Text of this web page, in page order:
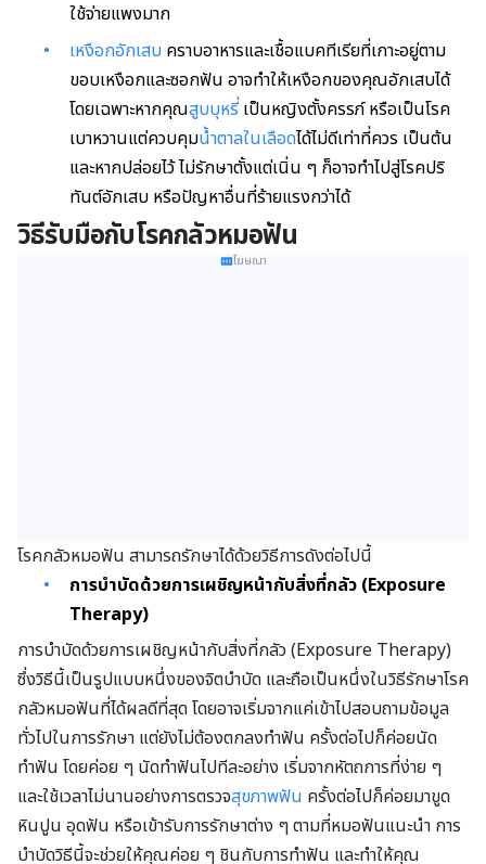
ใช้จ่ายแพงมาก
เหงือกอักเสบ คราบอาหารและเชื้อแบคทีเรียที่เกาะอยู่ตาม
ขอบเหงือกและซอกฟัน อาจทำให้เหงือกของคุณอักเสบได้
โดยเฉพาะหากคุณสูบบุหรี่เป็นหญิงตั้งครรภ์ หรือเป็นโรค
เบาหวานแต่ควบคุมน้ำตาลในเลือดได้ไม่ดีเท่าที่ควร เป็นต้น
และหากปล่อยไว้ ไม่รักษาตั้งแต่เนิ่น ๆ ก็อาจทำไปสู่โรคปริ
ทันต์อักเสบ หรือปัญหาอื่นที่ร้ายแรงกว่าได้
วิธีรับมือกับโรคกลัวหมอฟัน
โฆษณา
โรคกลัวหมอฟัน สามารถรักษาได้ด้วยวิธีการดังต่อไปนี้
การบำบัดด้วยการเผชิญหน้ากับสิ่งที่กลัว (Exposure
Therapy)
การบำบัดด้วยการเผชิญหน้ากับสิ่งที่กลัว (Exposure Therapy)
ซึ่งวิธีนี้เป็นรูปแบบหนึ่งของจิตบำบัด และถือเป็นหนึ่งในวิธีรักษาโรค
กลัวหมอฟันที่ได้ผลดีที่สุด โดยอาจเริ่มจากแค่เข้าไปสอบถามข้อมูล
ทั่วไปในการรักษา แต่ยังไม่ต้องตกลงทำฟัน ครั้งต่อไปก็ค่อยนัด
ทำฟัน โดยค่อย ๆ นัดทำฟันไปทีละอย่าง เริ่มจากหัตถการที่ง่าย ๆ
และใช้เวลาไม่นานอย่างการตรวจสุขภาพฟัน ครั้งต่อไปก็ค่อยมาขูด
หินปูน อุดฟัน หรือเข้ารับการรักษาต่าง ๆ ตามที่หมอฟันแนะนำ การ
บำบัดวิธีนี้จะช่วยให้คุณค่อย ๆ ชินกับการทำฟัน และทำให้คุณ